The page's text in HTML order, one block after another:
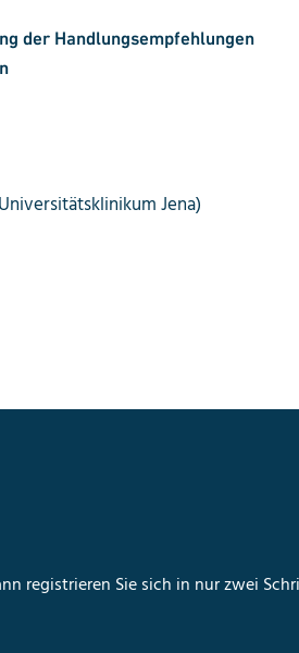
der Handlungsempfehlungen
Jena)
registrieren Sie sich in nur zwei